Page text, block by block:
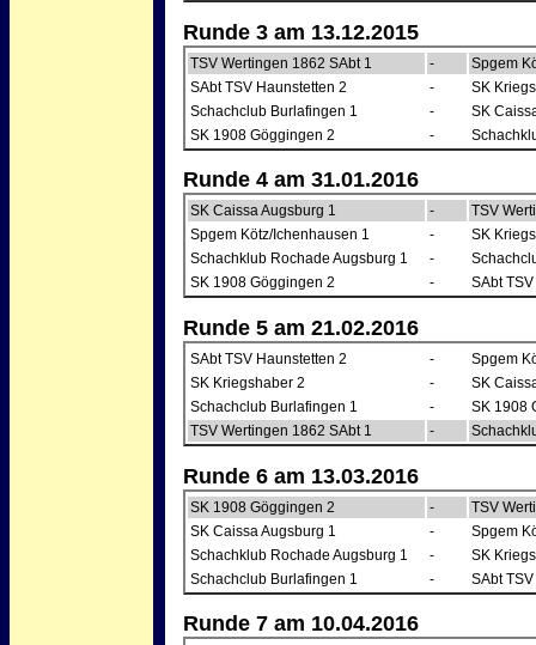
Runde 3 am 13.12.2015
TSV Wertingen 1862 SAbt 1 -
Spgem
SAbt TSV Haunstetten 2
-
SK
Schachclub Burlafingen 1
-
SK
SK 1908 Göggingen 2
-
Runde 4 am 31.01.2016
SK Caissa Augsburg 1 -
TSV
Spgem Kötz/Ichenhausen 1
-
SK
Schachklub Rochade Augsburg 1
-
SK 1908 Göggingen 2
- SAbt
Runde 5 am 21.02.2016
SAbt TSV Haunstetten 2 -
Spgem
SK Kriegshaber 2
-
SK
Schachclub Burlafingen 1
-
SK 1908
TSV Wertingen 1862 SAbt 1
-
Runde 6 am 13.03.2016
SK 1908 Göggingen 2 -
TSV
SK Caissa Augsburg 1
-
Spgem
Schachklub Rochade Augsburg 1
-
SK
Schachclub Burlafingen 1
- SAbt
Runde 7 am 10.04.2016